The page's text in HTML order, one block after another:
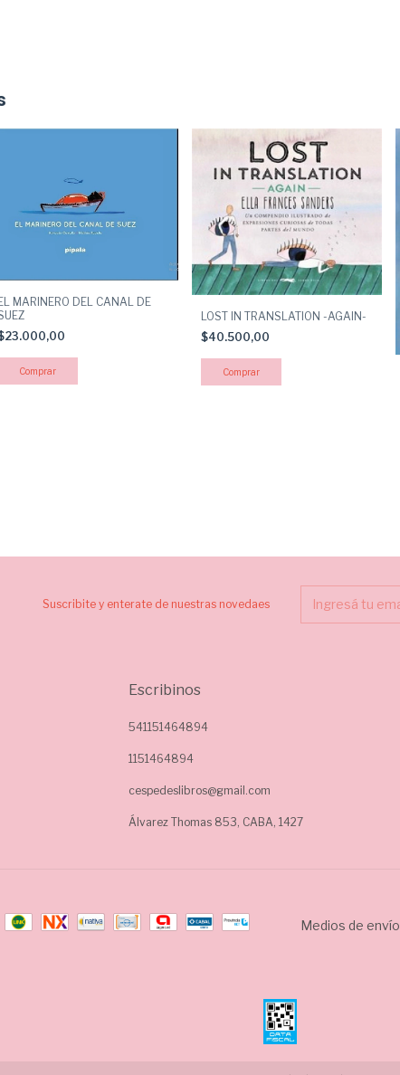
EL MARINERO DEL CANAL DE
LOST IN TRANSLATION -AGAIN-
$40.500,00
Suscribite y enterate de nuestras novedaes
Escribinos
541151464894
1151464894
cespedeslibros@gmail.com
Álvarez Thomas 853, CABA, 1427
Medios de envío